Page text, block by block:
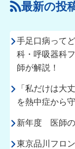
最新の投
手足口病って
科・呼吸器科
師が解説！
「私だけは大
を熱中症から
新年度 医師
東京品川フロ